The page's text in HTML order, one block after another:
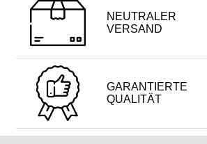
NEUTRALER
VERSAND
GARANTIERTE
QUALITÄT